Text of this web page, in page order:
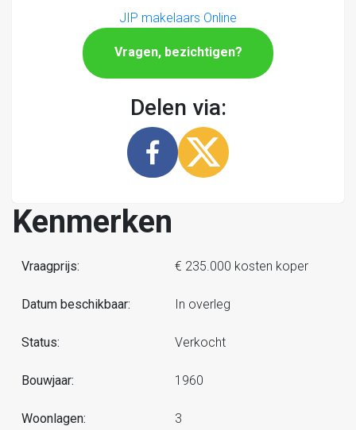
Kenmerken
Vraagprijs: € 235.000 kosten koper
Datum beschikbaar: In overleg
Status: Verkocht
Bouwjaar: 1960
Woonlagen: 3
JIP makelaars Online
Vragen, bezichtigen?
Delen via: